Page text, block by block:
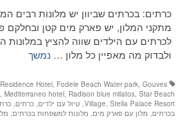
כרתים: בכרתים שביוון יש מלונות
מתקני המלון, יש פארק מים קטן
לכרתים עם הילדים שווה להציץ
ולבדוק מה מאפיין כל מלון … נמשך
Hotel, Fodele Beach Water park,Gouves
,Mediterraneo hotel, Radison blue milatos,Star Beach
Village,Stella Palace Resort
, טיול עם ילדים, כרתים,
בכרתים, מלון עם פארק מים, מלונות למשפחות בכרתים,